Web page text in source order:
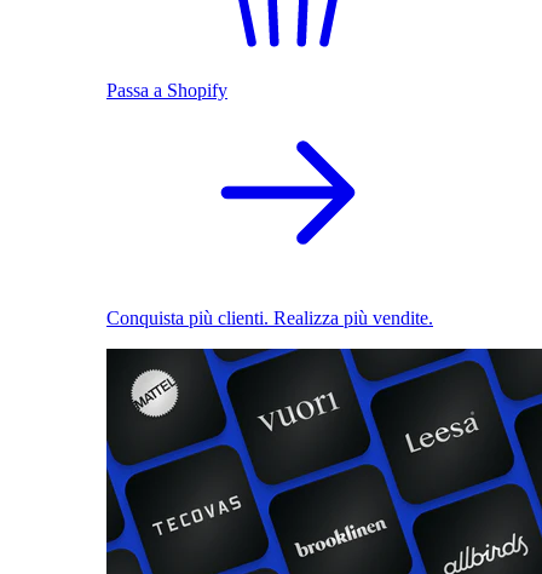
Passa a Shopify
Conquista più clienti. Realizza più vendite.